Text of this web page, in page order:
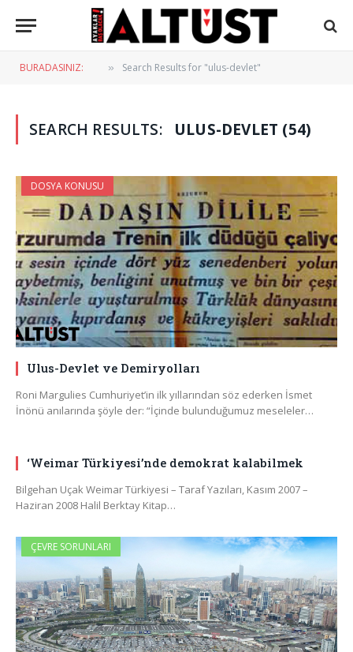
BURADASINIZ: » Search Results for "ulus-devlet"
SEARCH RESULTS: ULUS-DEVLET (54)
DOSYA KONUSU
Ulus-Devlet ve Demiryolları
Roni Margulies Cumhuriyet’in ilk yıllarından söz ederken İsmet
İnönü anılarında şöyle der: “İçinde bulunduğumuz meseleler…
‘Weimar Türkiyesi’nde demokrat kalabilmek
Bilgehan Uçak Weimar Türkiyesi – Taraf Yazıları, Kasım 2007 –
Haziran 2008 Halil Berktay Kitap…
ÇEVRE SORUNLARI